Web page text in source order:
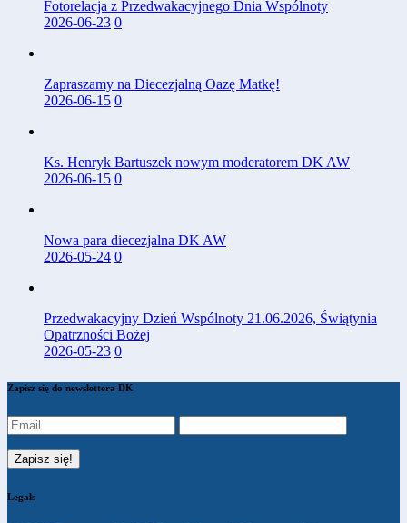
Fotorelacja z Przedwakacyjnego Dnia Wspólnoty
2026-06-23 0
Zapraszamy na Diecezjalną Oazę Matkę!
2026-06-15 0
Ks. Henryk Bartuszek nowym moderatorem DK AW
2026-06-15 0
Nowa para diecezjalna DK AW
2026-05-24 0
Przedwakacyjny Dzień Wspólnoty 21.06.2026, Świątynia
Opatrzności Bożej
2026-05-23 0
Zapisz się do newslettera DK
Legals